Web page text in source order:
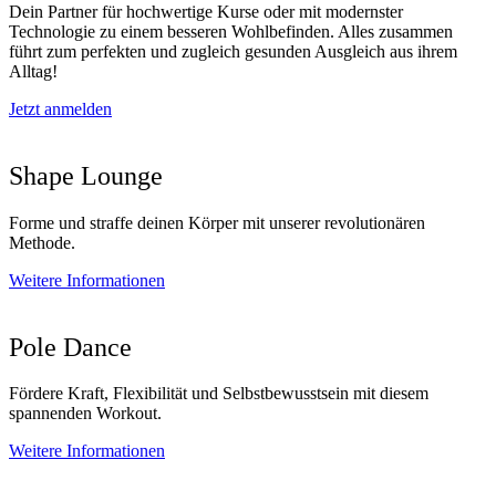
Dein Partner für hochwertige Kurse oder mit modernster
Technologie zu einem besseren Wohlbefinden. Alles zusammen
führt zum perfekten und zugleich gesunden Ausgleich aus ihrem
Alltag!
Jetzt anmelden
Shape Lounge
Forme und straffe deinen Körper mit unserer revolutionären
Methode.
Weitere Informationen
Pole Dance
Fördere Kraft, Flexibilität und Selbstbewusstsein mit diesem
spannenden Workout.
Weitere Informationen